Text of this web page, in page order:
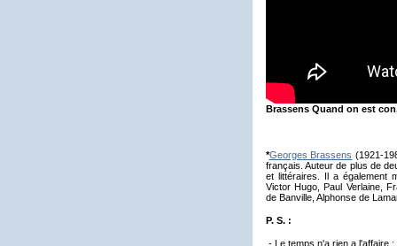
Brassens Quand on est
*Georges Brassens (1921-
français. Auteur de plus de
et littéraires. Il a également
Victor Hugo, Paul Verlaine,
de Banville, Alphonse de
P. S. :
- Le temps n'a rien a l'affaire :